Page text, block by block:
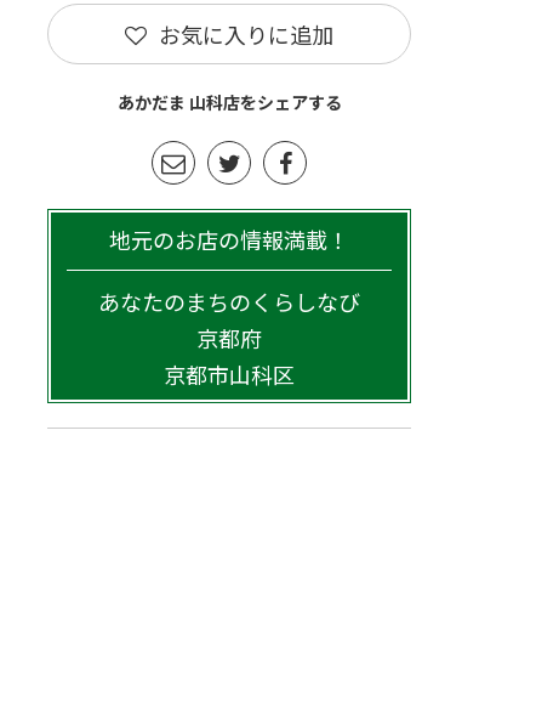
お気に入りに追加
あかだま 山科店をシェアする
地元のお店の情報満載！
あなたのまちのくらしなび
京都府
京都市山科区